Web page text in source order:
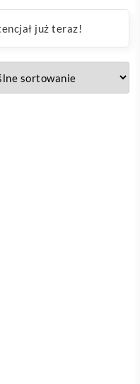
już teraz!